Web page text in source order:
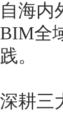
自海内
BIM全
践。
深耕三